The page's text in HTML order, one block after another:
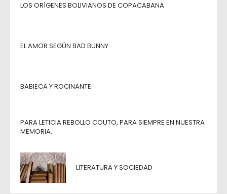
LOS ORÍGENES BOLIVIANOS DE COPACABANA
EL AMOR SEGÚN BAD BUNNY
BABIECA Y ROCINANTE
PARA LETICIA REBOLLO COUTO, PARA SIEMPRE EN NUESTRA
MEMORIA.
LITERATURA Y SOCIEDAD